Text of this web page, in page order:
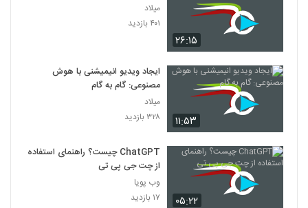
025028 - هوش مصنوعی سری اول
025029 - هوش مصنوعی سری اول
025030 - هوش مصنوعی سری اول
۲۶:۱۵
میلاد
۴۰۱ بازدید
۱۱:۵۳
ایجاد ویدیو انیمیشنی با هوش
مصنوعی: گام به گام
میلاد
۳۲۸ بازدید
۰۵:۲۲
ChatGPT چیست؟ راهنمای استفاده
از چت جی پی تی
وب پویا
۱۷ بازدید